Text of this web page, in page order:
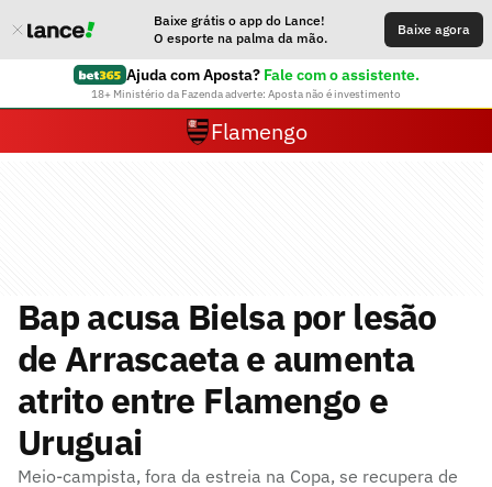
Baixe grátis o app do Lance!
O esporte na palma da mão.
Baixe agora
Ajuda com Aposta? Fale com o assistente.
18+ Ministério da Fazenda adverte: Aposta não é investimento
Flamengo
Bap acusa Bielsa por lesão
de Arrascaeta e aumenta
atrito entre Flamengo e
Uruguai
Meio-campista, fora da estreia na Copa, se recupera de